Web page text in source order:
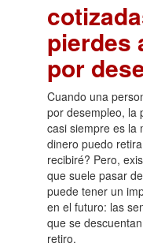
pierdes
por
Cuando una
por desempleo, la
casi siempre es la
dinero puedo
recibiré? Pero,
que suele pasar
puede tener un
en el futuro: las
que se
retiro.